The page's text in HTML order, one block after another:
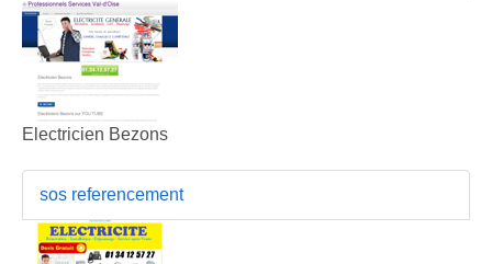
Electricien Bezons
sos referencement